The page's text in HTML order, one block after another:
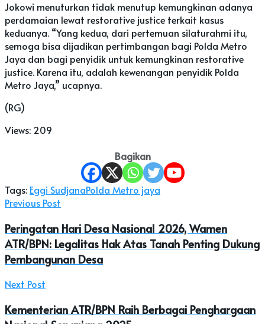
Jokowi menuturkan tidak menutup kemungkinan adanya
perdamaian lewat restorative justice terkait kasus
keduanya. “Yang kedua, dari pertemuan silaturahmi itu,
semoga bisa dijadikan pertimbangan bagi Polda Metro
Jaya dan bagi penyidik untuk kemungkinan restorative
justice. Karena itu, adalah kewenangan penyidik Polda
Metro Jaya,” ucapnya.
(RG)
Views: 209
Bagikan
Tags: Eggi SudjanaPolda Metro jaya
Previous Post
Peringatan Hari Desa Nasional 2026, Wamen
ATR/BPN: Legalitas Hak Atas Tanah Penting Dukung
Pembangunan Desa
Next Post
Kementerian ATR/BPN Raih Berbagai Penghargaan